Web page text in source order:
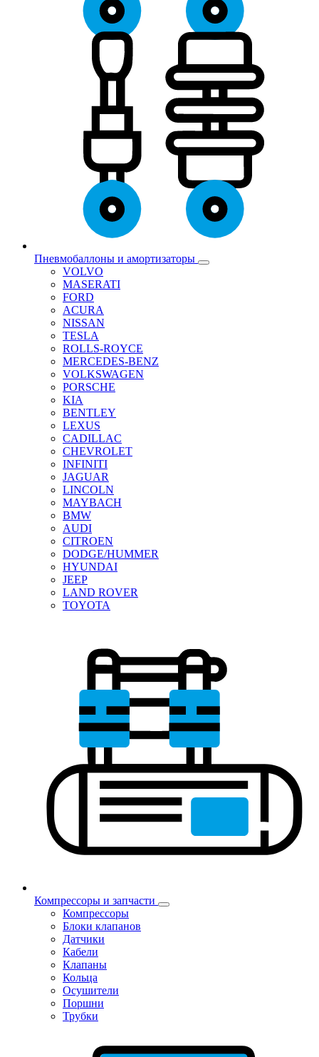
Пневмобаллоны и амортизаторы
VOLVO
MASERATI
FORD
ACURA
NISSAN
TESLA
ROLLS-ROYCE
MERCEDES-BENZ
VOLKSWAGEN
PORSCHE
KIA
BENTLEY
LEXUS
CADILLAC
CHEVROLET
INFINITI
JAGUAR
LINCOLN
MAYBACH
BMW
AUDI
CITROEN
DODGE/HUMMER
HYUNDAI
JEEP
LAND ROVER
TOYOTA
Компрессоры и запчасти
Компрессоры
Блоки клапанов
Датчики
Кабели
Клапаны
Кольца
Осушители
Поршни
Трубки